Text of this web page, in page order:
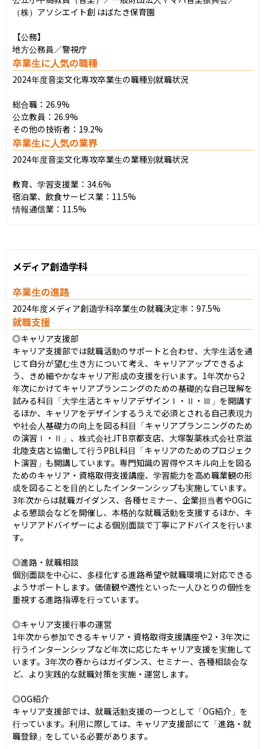
（株）アソシエイト創 はばたき保育園
【公務】
地方公務員／警視庁
卒業生に人気の職種
2024年度音楽文化専攻卒業生の職種別就職状況
総合職：26.9%
公立教員：26.9%
その他の技術者：19.2%
卒業生に人気の業界
2024年度音楽文化専攻卒業生の業種別就職状況
教育、学習支援業：34.6%
宿泊業、飲食サービス業：11.5%
情報通信業：11.5%
メディア創造学科
卒業生の進路
2024年度メディア創造学科卒業生の就職決定率：97.5%
就職支援
◎キャリア支援部
キャリア支援部では就職活動のサポートと合わせ、大学生活を通
じて自分が望む生き方について考え、キャリアアップできるよ
う、きめ細やかなキャリア形成の支援を行います。1年次から2
年次にかけてキャリアプランニングのための基礎的な自己理解を
試みる科目「大学生活とキャリアデザインⅠ・Ⅱ・Ⅲ」を開講す
るほか、キャリアをデザインするうえで必須とされる自己表現力
や社会人基礎力の向上を図る科目「キャリアプランニングのため
の演習Ⅰ・Ⅱ」、株式会社JTB京都支店、大塚製薬株式会社京滋
北陸支店と協働して行うPBL科目「キャリアのためのプロジェク
ト演習」も開講しています。専門知識の習得やスキル向上を図る
ためのキャリア・資格取得支援講座、学習能力を高め職業観の形
成を図ることを目的としたインターンシップも実施しています。
3年次からは就職ガイダンス、各種セミナー、企業担当者やOGに
よる懇談会などを開催し、本格的な就職活動を支援するほか、キ
ャリアアドバイザーによる個別面談で丁寧にアドバイスを行いま
す。
◎進路・就職相談
個別面談を中心に、多様化する進路希望や就職環境に対応できる
ようサポートします。価値観や適性といった一人ひとりの個性を
重視する進路指導を行っています。
◎キャリア支援行事の運営
1年次から参加できるキャリア・資格取得支援講座や2・3年次に
行うインターンシップなど年次に応じたキャリア支援を実施して
います。3年次の春からはガイダンス、セミナー、各種相談会な
ど、より実践的な就職対策を実施・運営します。
◎OG紹介
キャリア支援部では、就職活動支援の一つとして「OG紹介」を
行っています。利用に際しては、キャリア支援部にて「進路・就
職登録」をしている必要があります。